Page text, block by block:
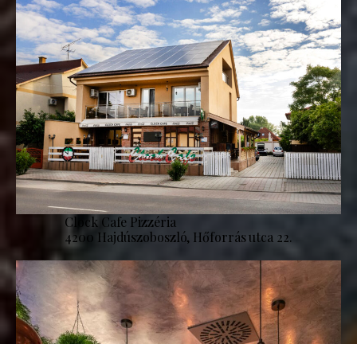
Clock Cafe Pizzéria
4200 Hajdúszoboszló, Hőforrás utca 22.